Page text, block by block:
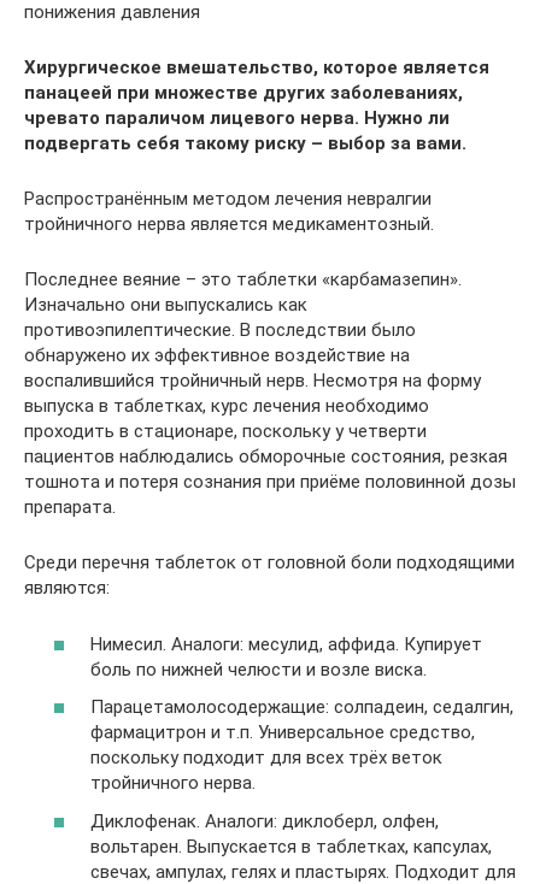
понижения давления
Хирургическое вмешательство, которое является
панацеей при множестве других заболеваниях,
чревато параличом лицевого нерва. Нужно ли
подвергать себя такому риску – выбор за вами.
Распространённым методом лечения невралгии
тройничного нерва является медикаментозный.
Последнее веяние – это таблетки «карбамазепин».
Изначально они выпускались как
противоэпилептические. В последствии было
обнаружено их эффективное воздействие на
воспалившийся тройничный нерв. Несмотря на форму
выпуска в таблетках, курс лечения необходимо
проходить в стационаре, поскольку у четверти
пациентов наблюдались обморочные состояния, резкая
тошнота и потеря сознания при приёме половинной дозы
препарата.
Среди перечня таблеток от головной боли подходящими
являются:
Нимесил. Аналоги: месулид, аффида. Купирует
боль по нижней челюсти и возле виска.
Парацетамолосодержащие: солпадеин, седалгин,
фармацитрон и т.п. Универсальное средство,
поскольку подходит для всех трёх веток
тройничного нерва.
Диклофенак. Аналоги: диклоберл, олфен,
вольтарен. Выпускается в таблетках, капсулах,
свечах, ампулах, гелях и пластырях. Подходит для